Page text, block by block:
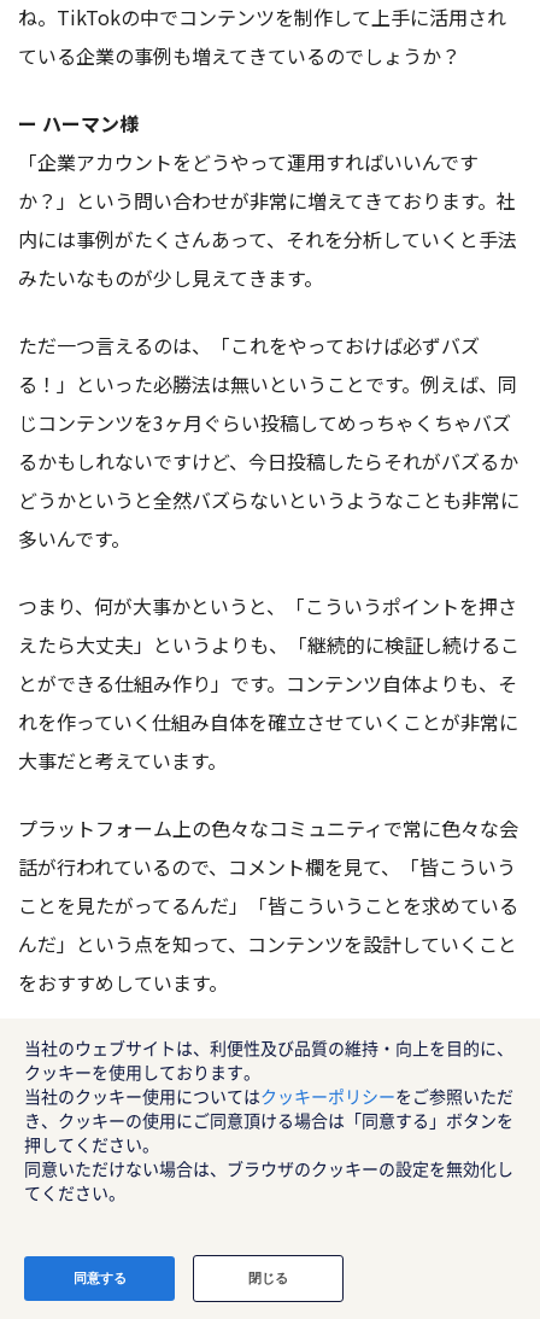
ね。TikTokの中でコンテンツを制作して上手に活用され
ている企業の事例も増えてきているのでしょうか？
ー ハーマン様
「企業アカウントをどうやって運用すればいいんです
か？」という問い合わせが非常に増えてきております。社
内には事例がたくさんあって、それを分析していくと手法
みたいなものが少し見えてきます。
ただ一つ言えるのは、「これをやっておけば必ずバズ
る！」といった必勝法は無いということです。例えば、同
じコンテンツを3ヶ月ぐらい投稿してめっちゃくちゃバズ
るかもしれないですけど、今日投稿したらそれがバズるか
どうかというと全然バズらないというようなことも非常に
多いんです。
つまり、何が大事かというと、「こういうポイントを押さ
えたら大丈夫」というよりも、「継続的に検証し続けるこ
とができる仕組み作り」です。コンテンツ自体よりも、そ
れを作っていく仕組み自体を確立させていくことが非常に
大事だと考えています。
プラットフォーム上の色々なコミュニティで常に色々な会
話が行われているので、コメント欄を見て、「皆こういう
ことを見たがってるんだ」「皆こういうことを求めている
んだ」という点を知って、コンテンツを設計していくこと
をおすすめしています。
ー 薄葉
すごく初歩的な質問で本当に勉強不足で申し訳ないんです
けども、TikTokで投稿していくコンテンツは面白くなけ
ればいけないわけではないんですよね？
TikTokに来る人たちの目的は大きく二つだけなんです。
当社のウェブサイトは、利便性及び品質の維持・向上を目的に、
クッキーを使用しております。
当社のクッキー使用についてはクッキーポリシーをご参照いただ
き、クッキーの使用にご同意頂ける場合は「同意する」ボタンを
押してください。
同意いただけない場合は、ブラウザのクッキーの設定を無効化し
てください。
同意する 閉じる